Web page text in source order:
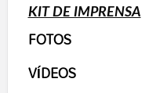
KIT DE IMPRENSA
FOTOS
VÍDEOS